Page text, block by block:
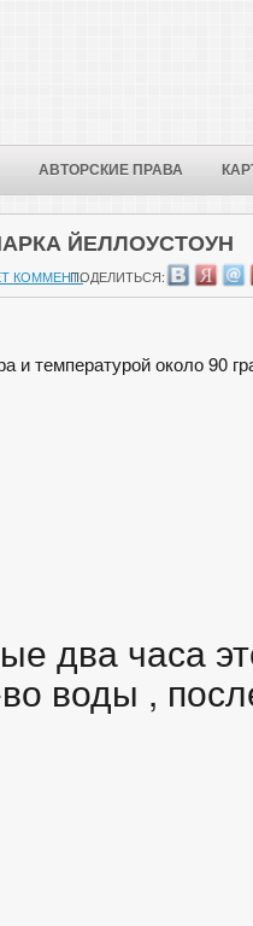
АВТОРСКИЕ ПРАВА
ЙЕЛЛОУСТОУН
КОММЕНТ.ПОДЕЛИТЬСЯ:
и температурой около 90
два часа
воды ,